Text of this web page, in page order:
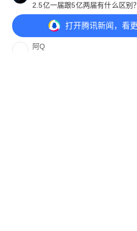
打开腾讯新闻，看
2.5亿一届跟5亿两届有什么区别
云南网友
阿Q